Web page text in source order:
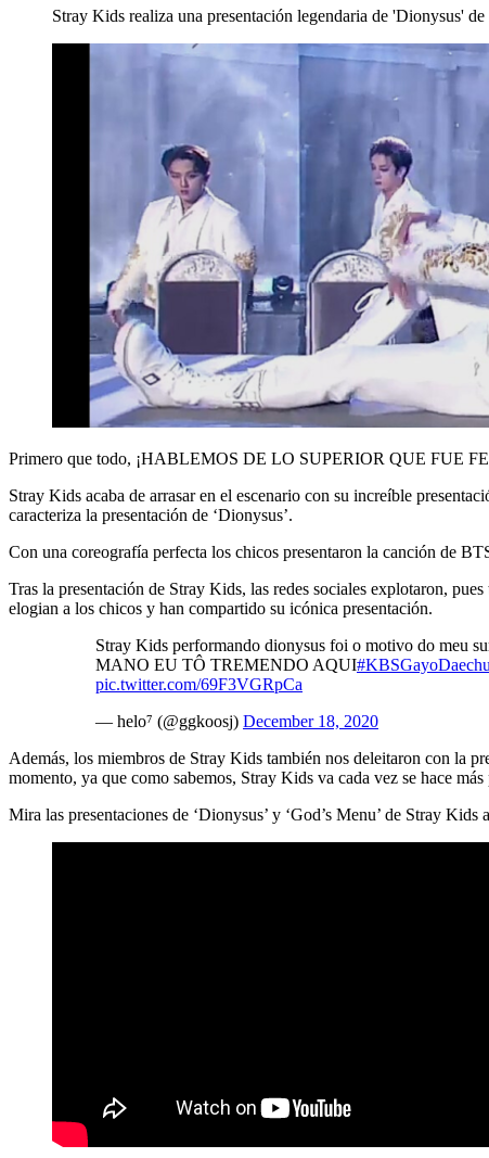
Stray Kids realiza una presentación legendaria de 'Dionysus'
Primero que todo, ¡HABLEMOS DE LO SUPERIOR QUE FUE
Stray Kids acaba de arrasar en el escenario con su increíble
caracteriza la presentación de ‘Dionysus’.
Con una coreografía perfecta los chicos presentaron la canción de
Tras la presentación de Stray Kids, las redes sociales explotaron,
elogian a los chicos y han compartido su icónica presentación.
Stray Kids performando dionysus foi o motivo do meu
MANO EU TÔ TREMENDO AQUI
pic.twitter.com/69F3VGRpCa
— helo⁷ (@ggkoosj) December 18, 2020
Además, los miembros de Stray Kids también nos deleitaron con la
momento, ya que como sabemos, Stray Kids va cada vez se hace
Mira las presentaciones de ‘Dionysus’ y ‘God’s Menu’ de Stray Kids